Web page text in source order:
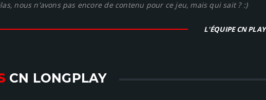
nous n'avons pas encore de contenu pour ce jeu, mais qui sait ? :)
L'ÉQUIPE CN PLAY
CN LONGPLAY